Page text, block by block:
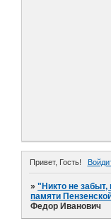
Привет, Гость!
»"Никто не забыт,
памяти
Федор Иванович